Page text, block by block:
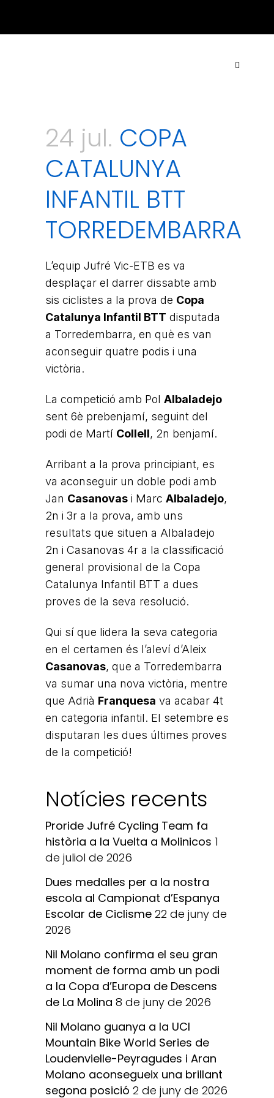
24 jul. COPA
CATALUNYA
INFANTIL BTT
TORREDEMBARRA
L’equip Jufré Vic-ETB es va
desplaçar el darrer dissabte amb
sis ciclistes a la prova de Copa
Catalunya Infantil BTT disputada
a Torredembarra, en què es van
aconseguir quatre podis i una
victòria.
La competició amb Pol Albaladejo
sent 6è prebenjamí, seguint del
podi de Martí Collell, 2n benjamí.
Arribant a la prova principiant, es
va aconseguir un doble podi amb
Jan Casanovas i Marc Albaladejo,
2n i 3r a la prova, amb uns
resultats que situen a Albaladejo
2n i Casanovas 4r a la classificació
general provisional de la Copa
Catalunya Infantil BTT a dues
proves de la seva resolució.
Qui sí que lidera la seva categoria
en el certamen és l’aleví d’Aleix
Casanovas, que a Torredembarra
va sumar una nova victòria, mentre
que Adrià Franquesa va acabar 4t
en categoria infantil. El setembre es
disputaran les dues últimes proves
de la competició!
Notícies recents
Proride Jufré Cycling Team fa
història a la Vuelta a Molinicos 1
de juliol de 2026
Dues medalles per a la nostra
escola al Campionat d’Espanya
Escolar de Ciclisme 22 de juny de
2026
Nil Molano confirma el seu gran
moment de forma amb un podi
a la Copa d’Europa de Descens
de La Molina 8 de juny de 2026
Nil Molano guanya a la UCI
Mountain Bike World Series de
Loudenvielle-Peyragudes i Aran
Molano aconsegueix una brillant
segona posició 2 de juny de 2026